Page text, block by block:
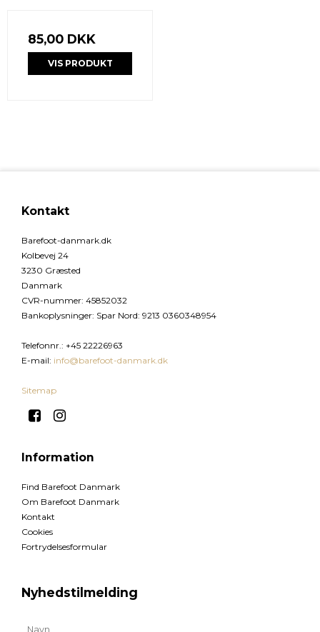
85,00 DKK
VIS PRODUKT
Kontakt
Barefoot-danmark.dk
Kolbevej 24
3230 Græsted
Danmark
CVR-nummer: 45852032
Bankoplysninger: Spar Nord: 9213 0360348954
Telefonnr.: +45 22226963
E-mail: info@barefoot-danmark.dk
Sitemap
Information
Find Barefoot Danmark
Om Barefoot Danmark
Kontakt
Cookies
Fortrydelsesformular
Nyhedstilmelding